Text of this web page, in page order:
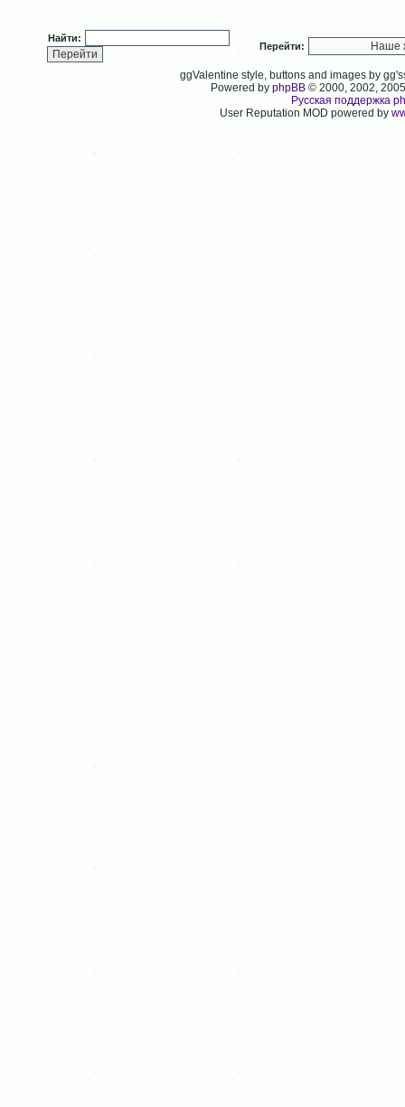
Найти:
Перейти:
ggValentine style, buttons and images by
Powered byphpBB © 2000, 2002,
Русская поддержка
User Reputation MOD powered by